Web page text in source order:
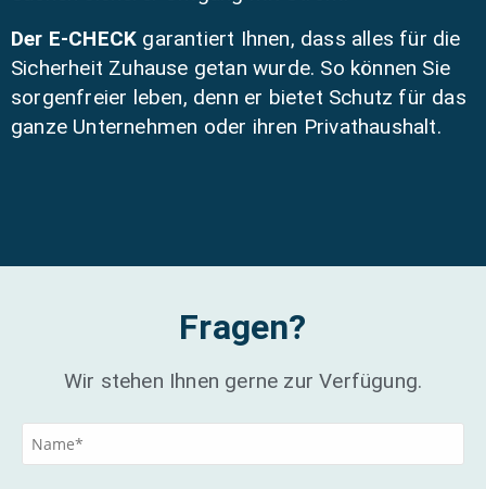
Der E-CHECK garantiert Ihnen, dass alles für die
Sicherheit Zuhause getan wurde. So können Sie
sorgenfreier leben, denn er bietet Schutz für das
ganze Unternehmen oder ihren Privathaushalt.
Fragen?
Wir stehen Ihnen gerne zur Verfügung.